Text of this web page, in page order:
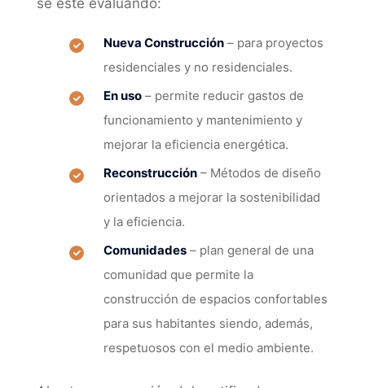
se esté evaluando:
Nueva Construcción – para proyectos
residenciales y no residenciales.
En uso – permite reducir gastos de
funcionamiento y mantenimiento y
mejorar la eficiencia energética.
Reconstrucción – Métodos de diseño
orientados a mejorar la sostenibilidad
y la eficiencia.
Comunidades – plan general de una
comunidad que permite la
construcción de espacios confortables
para sus habitantes siendo, además,
respetuosos con el medio ambiente.